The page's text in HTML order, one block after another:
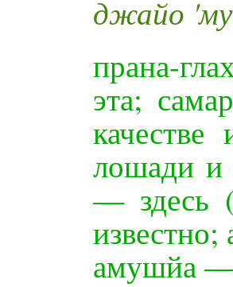
джайо
прана-
эта;
лошади и
— здесь
амушйа —